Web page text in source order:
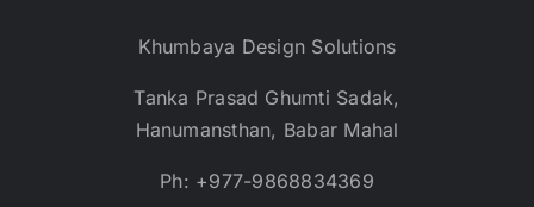
Khumbaya Design Solutions
Tanka Prasad Ghumti Sadak,
Hanumansthan, Babar Mahal
Ph: +977-9868834369